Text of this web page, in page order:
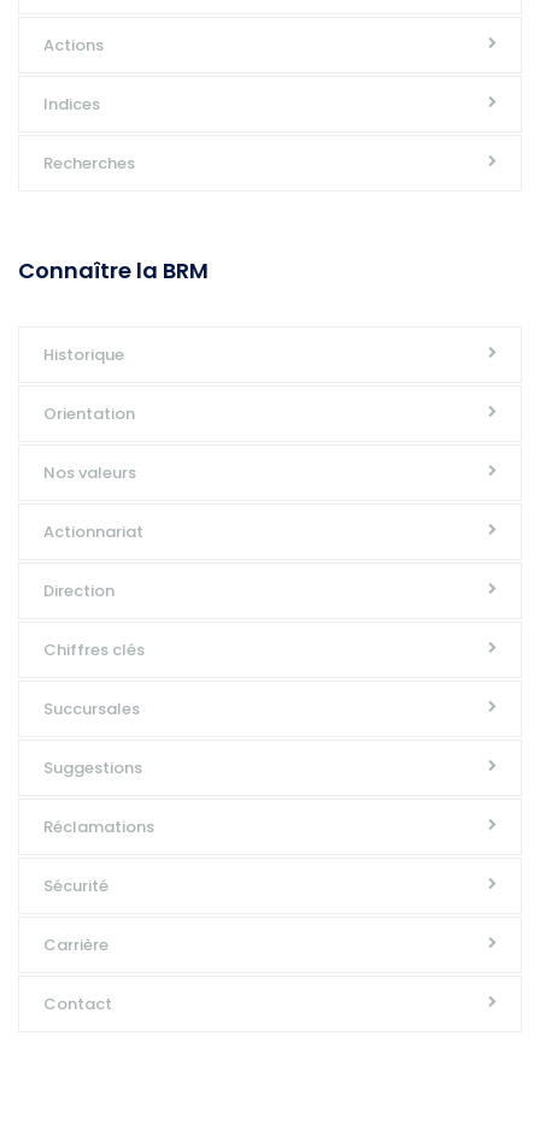
Actions
Indices
Recherches
Connaître la BRM
Historique
Orientation
Nos valeurs
Actionnariat
Direction
Chiffres clés
Succursales
Suggestions
Réclamations
Sécurité
Carrière
Contact